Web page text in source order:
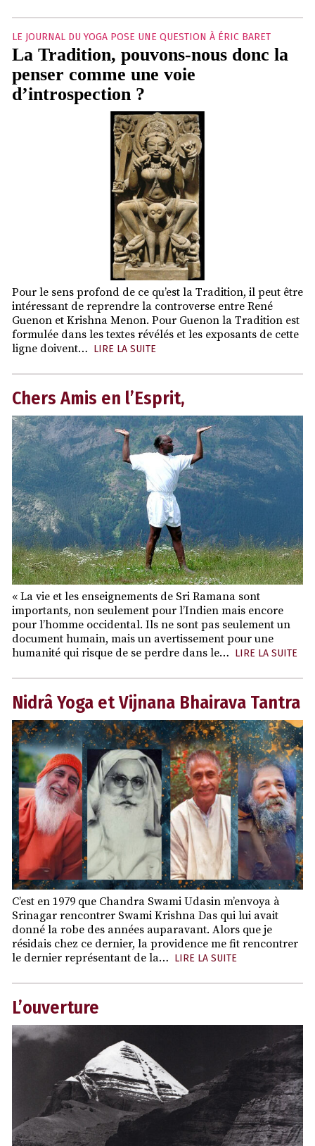
LE JOURNAL DU YOGA POSE UNE QUESTION À ÉRIC BARET
La Tradition, pouvons-nous donc la
penser comme une voie
d’introspection ?
Pour le sens profond de ce qu’est la Tradition, il peut être
intéressant de reprendre la controverse entre René
Guenon et Krishna Menon. Pour Guenon la Tradition est
formulée dans les textes révélés et les exposants de cette
ligne doivent… LIRE LA SUITE
Chers Amis en l’Esprit,
« La vie et les enseignements de Sri Ramana sont
importants, non seulement pour l’Indien mais encore
pour l’homme occidental. Ils ne sont pas seulement un
document humain, mais un avertissement pour une
humanité qui risque de se perdre dans le… LIRE LA SUITE
Nidrâ Yoga et Vijnana Bhairava Tantra
C’est en 1979 que Chandra Swami Udasin m’envoya à
Srinagar rencontrer Swami Krishna Das qui lui avait
donné la robe des années auparavant. Alors que je
résidais chez ce dernier, la providence me fit rencontrer
le dernier représentant de la… LIRE LA SUITE
L’ouverture